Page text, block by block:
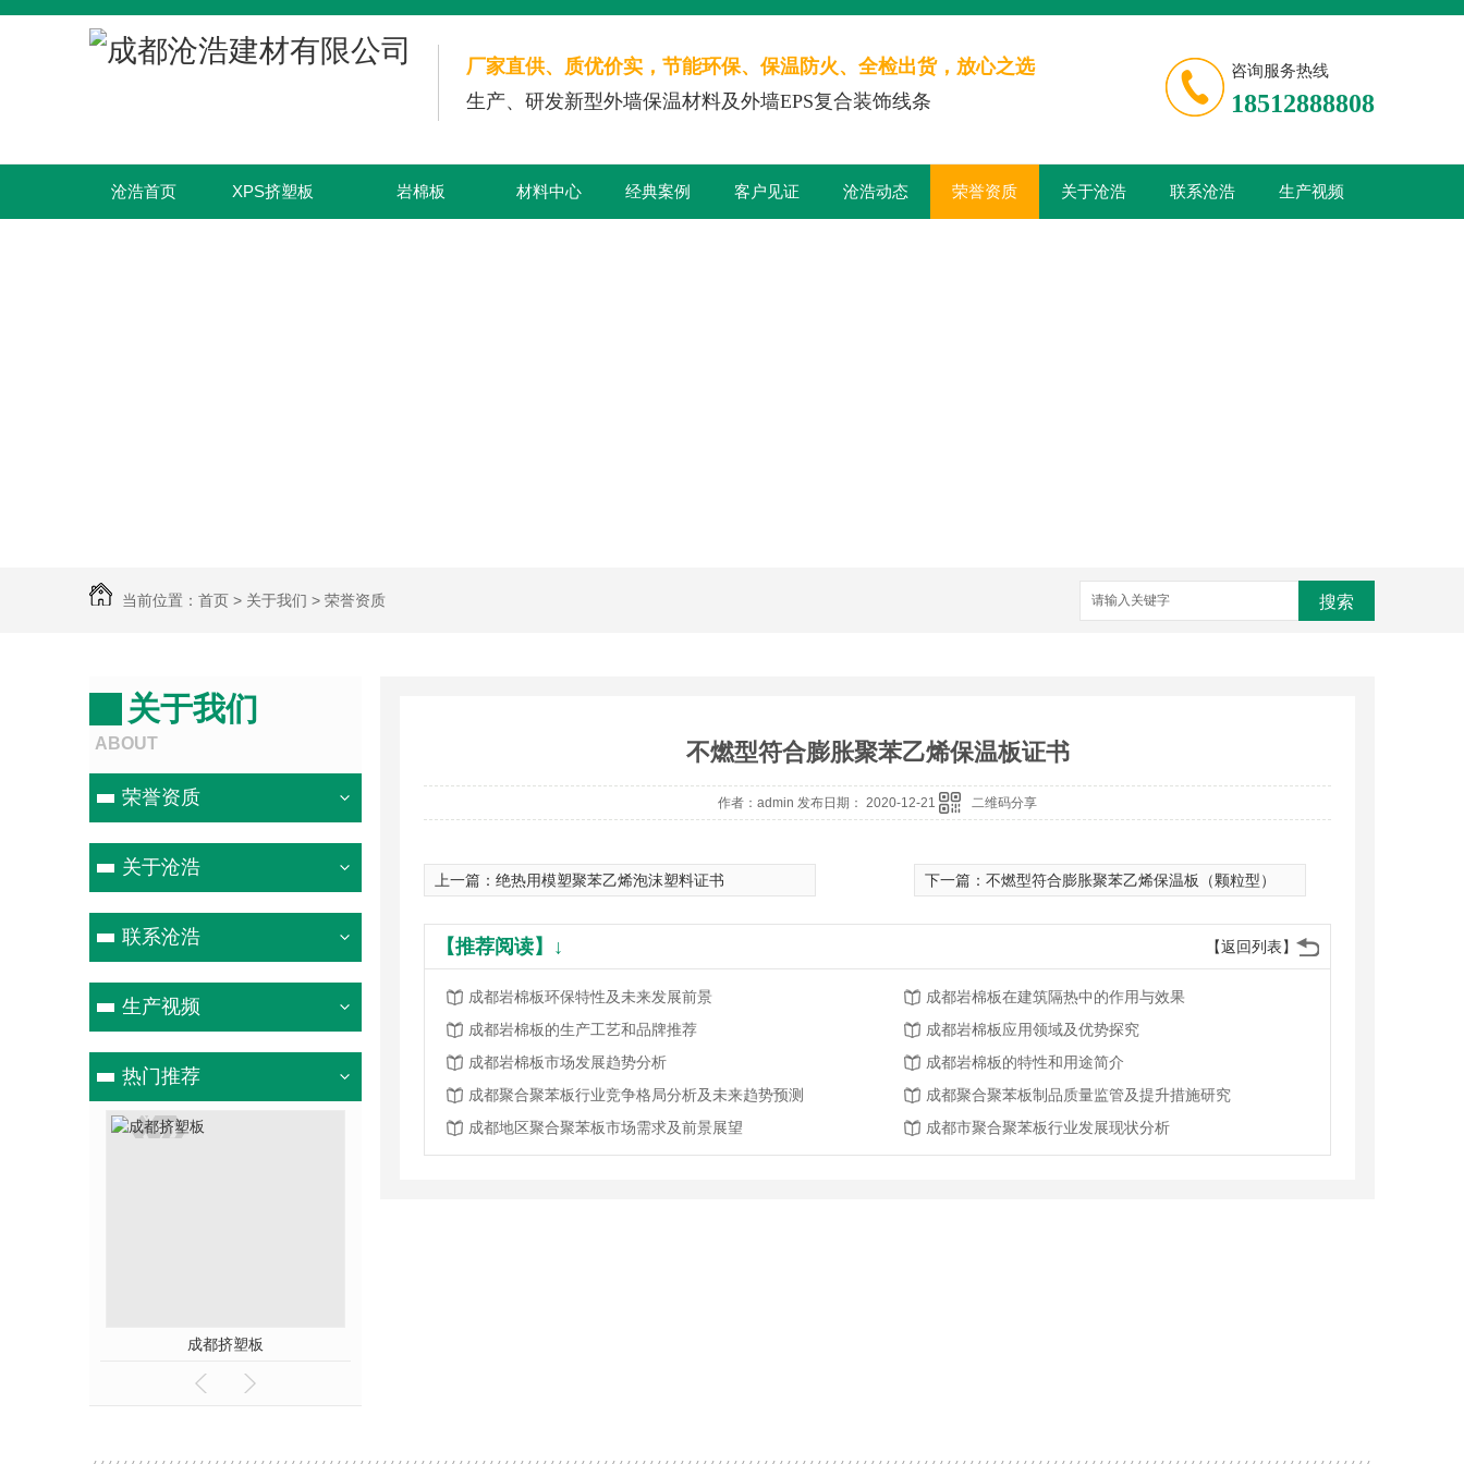
厂家直供、质优价实，节能环保、保温防火、全检出货，放心之选
生产、研发新型外墙保温材料及外墙EPS复合装饰线条
咨询服务热线
18512888808
沧浩首页 XPS挤塑板 岩棉板 材料中心 经典案例 客户见证 沧浩动态 荣誉资质 关于沧浩 联系沧浩 生产视频
当前位置： 首页 > 关于我们 > 荣誉资质 搜索
关于我们
ABOUT
荣誉资质
关于沧浩
联系沧浩
生产视频
热门推荐
成都挤塑板
不燃型符合膨胀聚苯乙烯保温板证书
作者：admin 发布日期： 2020-12-21 二维码分享
上一篇： 绝热用模塑聚苯乙烯泡沫塑料证书 下一篇： 不燃型符合膨胀聚苯乙烯保温板（颗粒型）
【返回列表】
【推荐阅读】↓
成都岩棉板环保特性及未来发展前景
成都岩棉板在建筑隔热中的作用与效果
成都岩棉板的生产工艺和品牌推荐
成都岩棉板应用领域及优势探究
成都岩棉板市场发展趋势分析
成都岩棉板的特性和用途简介
成都聚合聚苯板行业竞争格局分析及未来趋势预测
成都聚合聚苯板制品质量监管及提升措施研究
成都地区聚合聚苯板市场需求及前景展望
成都市聚合聚苯板行业发展现状分析